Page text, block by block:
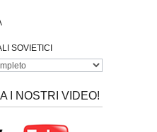
SOVIETICI
I NOSTRI VIDEO!